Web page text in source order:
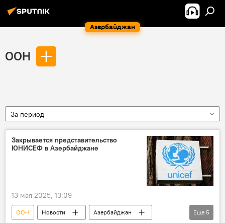
Азербайджан
ООН
За период
Закрывается представительство
ЮНИСЕФ в Азербайджане
13 мая 2025, 13:09
ООН Новости
Азербайджан
Еще 5